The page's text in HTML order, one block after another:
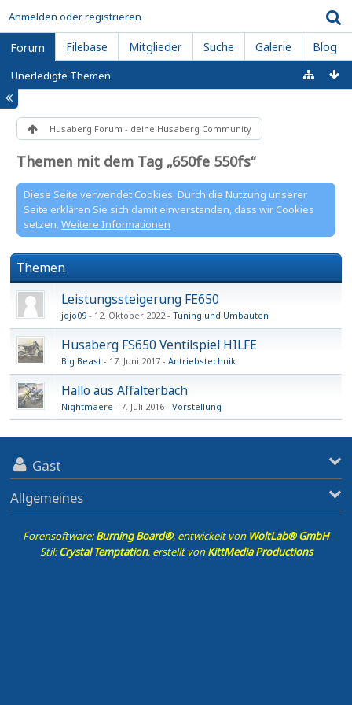
Anmelden oder registrieren
Forum Filebase Mitglieder Suche Galerie Blog
Unerledigte Themen
Husaberg Forum - deine Husaberg Community
Themen mit dem Tag „650fe 550fs“
Diese Seite verwendet Cookies. Durch die Nutzung unserer
Seite erklären Sie sich damit einverstanden, dass wir Cookies
setzen. Weitere Informationen
Themen
Leistungssteigerung FE650
jojo09 12. Oktober 2022 Tuning und Umbauten
Husaberg FS650 Ventilspiel HILFE
Big Beast 17. Juni 2017 Antriebstechnik
Hallo aus Affalterbach
Nightmaere 7. Juli 2016 Vorstellung
Gast
Allgemeines
Forensoftware:Burning Board®, entwickelt von WoltLab® GmbH
Stil:Crystal Temptation, erstellt vonKittMedia Productions